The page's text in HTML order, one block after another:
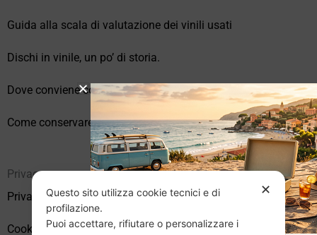
Guida alla scala di valutazione dei vinili usati
Dischi in vinile, un po’ di storia.
Dove conviene comprare vinili online?
Come conservare correttamente i vinili usati
Privacy
Privacy Policy
Cookie Policy (UE)
✕
Questo sito utilizza cookie tecnici e di
profilazione.
Puoi accettare, rifiutare o personalizzare i